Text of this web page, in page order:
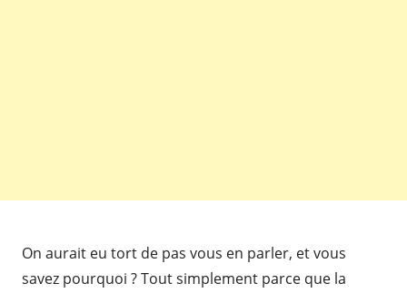
On aurait eu tort de pas vous en parler, et vous
savez pourquoi ? Tout simplement parce que la